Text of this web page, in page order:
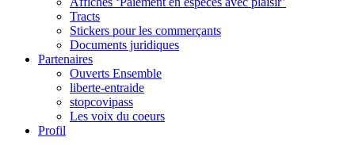
Tracts
Stickers pour les commerçants
Documents juridiques
Partenaires
Ouverts Ensemble
liberte-entraide
stopcovipass
Les voix du coeurs
Profil